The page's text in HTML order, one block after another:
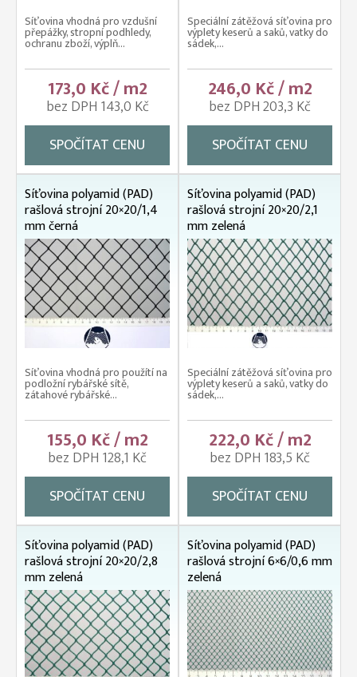
Síťovina vhodná pro vzdušní
přepážky, stropní podhledy,
ochranu zboží, výplň...
173,0 Kč / m2
bez DPH 143,0 Kč
SPOČÍTAT CENU
Speciální zátěžová síťovina pro
výplety keserů a saků, vatky do
sádek,...
246,0 Kč / m2
bez DPH 203,3 Kč
SPOČÍTAT CENU
Síťovina polyamid (PAD)
rašlová strojní 20×20/1,4
mm černá
Síťovina vhodná pro použítí na
podložní rybářské sítě,
zátahové rybářské...
155,0 Kč / m2
bez DPH 128,1 Kč
SPOČÍTAT CENU
Síťovina polyamid (PAD)
rašlová strojní 20×20/2,1
mm zelená
Speciální zátěžová síťovina pro
výplety keserů a saků, vatky do
sádek,...
222,0 Kč / m2
bez DPH 183,5 Kč
SPOČÍTAT CENU
Síťovina polyamid (PAD)
rašlová strojní 20×20/2,8
mm zelená
Síťovina polyamid (PAD)
rašlová strojní 6×6/0,6 mm
zelená